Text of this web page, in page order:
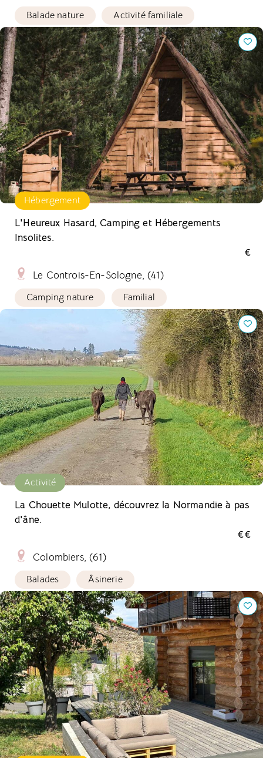
Balade nature Activité familiale
Hébergement
L'Heureux Hasard, Camping et Hébergements
Insolites.
€
Le Controis-En-Sologne, (41)
Camping nature Familial
L'Heureux Hasard, Camping et Hébergements Insolites.
Activité
La Chouette Mulotte, découvrez la Normandie à pas
d'âne.
€€
Colombiers, (61)
Balades Âsinerie
La Chouette Mulotte, découvrez la Normandie à pas d'âne.
The Lodge By FjordsMalfournier, Gîte 5 étoiles